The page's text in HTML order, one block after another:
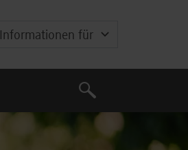
Informationen für
Suche
Suche